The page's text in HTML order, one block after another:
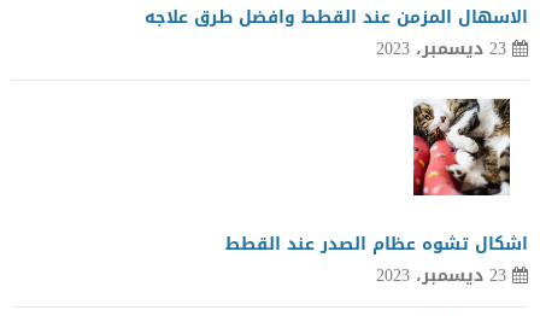
الاسهال المزمن عند القطط وافضل طرق علاجه
23 ديسمبر، 2023
اشكال تشوه عظام الصدر عند القطط
23 ديسمبر، 2023